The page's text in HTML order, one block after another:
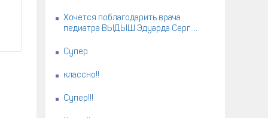
Хочется поблагодарить врача
педиатра ВЫДЫШ Эдуарда Серг ...
Супер
классно!!
Супер!!!